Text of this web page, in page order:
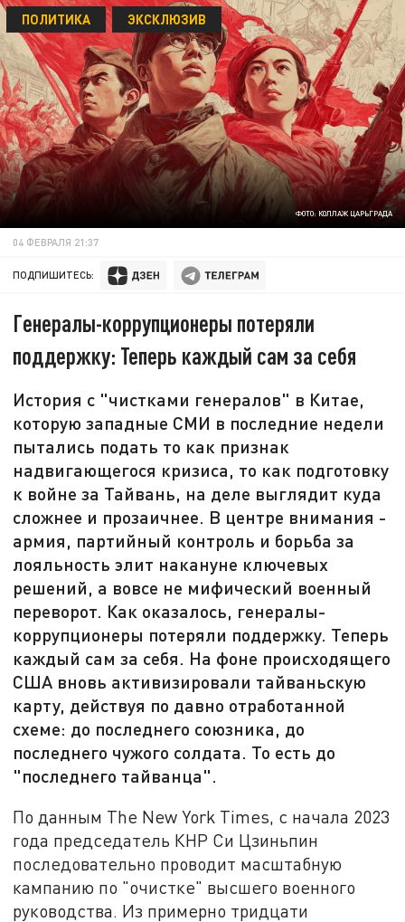
ФОТО: КОЛЛАЖ ЦАРЬГРАДА
ПОЛИТИКА ЭКСКЛЮЗИВ
04 ФЕВРАЛЯ 21:37
ПОДПИШИТЕСЬ:
Генералы-коррупционеры потеряли
поддержку: Теперь каждый сам за себя
История с "чистками генералов" в Китае,
которую западные СМИ в последние недели
пытались подать то как признак
надвигающегося кризиса, то как подготовку
к войне за Тайвань, на деле выглядит куда
сложнее и прозаичнее. В центре внимания -
армия, партийный контроль и борьба за
лояльность элит накануне ключевых
решений, а вовсе не мифический военный
переворот. Как оказалось, генералы-
коррупционеры потеряли поддержку. Теперь
каждый сам за себя. На фоне происходящего
США вновь активизировали тайваньскую
карту, действуя по давно отработанной
схеме: до последнего союзника, до
последнего чужого солдата. То есть до
"последнего тайванца".
По данным The New York Times, с начала 2023
года председатель КНР Си Цзиньпин
последовательно проводит масштабную
кампанию по "очистке" высшего военного
руководства. Из примерно тридцати